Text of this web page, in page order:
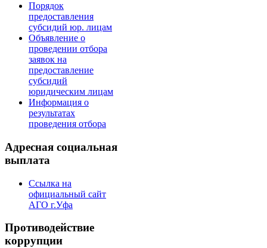
Порядок
предоставления
субсидий юр. лицам
Объявление о
проведении отбора
заявок на
предоставление
субсидий
юридическим лицам
Информация о
результатах
проведения отбора
Адресная социальная
выплата
Ссылка на
официальный сайт
АГО г.Уфа
Противодействие
коррупции